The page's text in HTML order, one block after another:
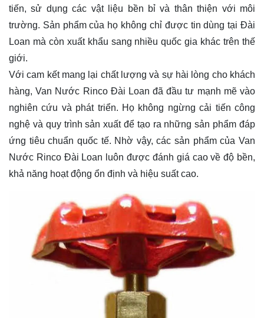
tiến, sử dụng các vật liệu bền bỉ và thân thiện với môi
trường. Sản phẩm của họ không chỉ được tin dùng tại Đài
Loan mà còn xuất khẩu sang nhiều quốc gia khác trên thế
giới.
Với cam kết mang lại chất lượng và sự hài lòng cho khách
hàng, Van Nước Rinco Đài Loan đã đầu tư mạnh mẽ vào
nghiên cứu và phát triển. Họ không ngừng cải tiến công
nghệ và quy trình sản xuất để tạo ra những sản phẩm đáp
ứng tiêu chuẩn quốc tế. Nhờ vậy, các sản phẩm của Van
Nước Rinco Đài Loan luôn được đánh giá cao về độ bền,
khả năng hoạt động ổn định và hiệu suất cao.